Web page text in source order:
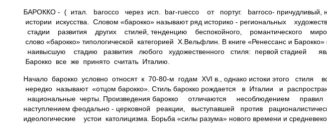
БАРОККО - ( итал. barocco через исп. bar-ruecco от португ. barroco- причудливый,
истории искусства. Словом «барокко» называют ряд историко - региональных
стадии развития других стилей, тенденцию беспокойного, романтического
слово «барокко» типологической категорией Х.Вельфлин. В книге «Ренессанс и
наивысшую стадию развития любого художественного стиля: первой стадией
Барокко все же принято считать Италию.
Начало барокко условно относят к 70-80-м годам XVI в., однако истоки этого
нередко называют «отцом барокко». Стиль барокко рождается в Италии и
национальные черты. Произведения барокко отличаются несоблюдением
наступлением феодально - церковной реакции, выступавшей против
идеологические устои католицизма. Борьба «силы разума» нового времени и